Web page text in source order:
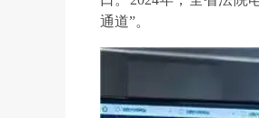
通道”。